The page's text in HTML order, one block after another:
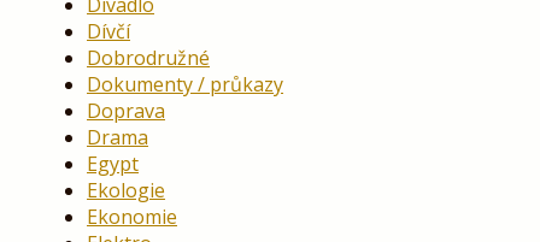
Dívčí
Dobrodružné
Dokumenty / průkazy
Doprava
Drama
Egypt
Ekologie
Ekonomie